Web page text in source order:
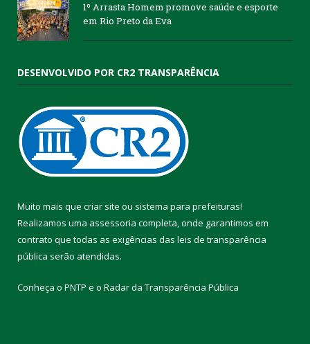
1º Arrasta Homem promove saúde e esporte
em Rio Preto da Eva
DESENVOLVIDO POR CR2 TRANSPARÊNCIA
Muito mais que criar site ou sistema para prefeituras!
Realizamos uma assessoria completa, onde garantimos em
contrato que todas as exigências das leis de transparência
pública serão atendidas.
Conheça o PNTP e o Radar da Transparência Pública